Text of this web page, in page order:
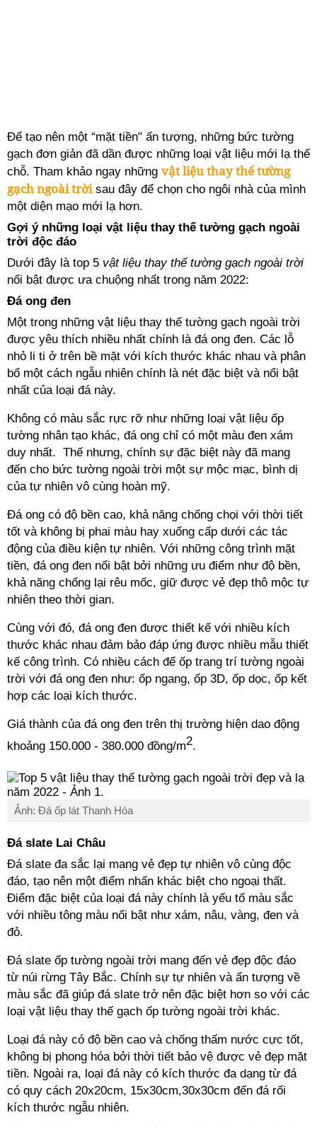
Để tạo nên một “mặt tiền" ấn tượng, những bức tường
gạch đơn giản đã dần được những loại vật liệu mới lạ thế
chỗ. Tham khảo ngay những vật liệu thay thế tường
gạch ngoài trờisau đây để chọn cho ngôi nhà của mình
một diện mạo mới lạ hơn.
Gợi ý những loại vật liệu thay thế tường gạch ngoài
trời độc đáo
Dưới đây là top 5 vật liệu thay thế tường gạch ngoài trời
nổi bật được ưa chuộng nhất trong năm 2022:
Đá ong đen
Một trong những vật liệu thay thế tường gạch ngoài trời
được yêu thích nhiều nhất chính là đá ong đen. Các lỗ
nhỏ li ti ở trên bề mặt với kích thước khác nhau và phân
bổ một cách ngẫu nhiên chính là nét đặc biệt và nổi bật
nhất của loại đá này.
Không có màu sắc rực rỡ như những loại vật liệu ốp
tường nhân tạo khác, đá ong chỉ có một màu đen xám
duy nhất. Thế nhưng, chính sự đặc biệt này đã mang
đến cho bức tường ngoài trời một sự mộc mạc, bình dị
của tự nhiên vô cùng hoàn mỹ.
Đá ong có độ bền cao, khả năng chống chọi với thời tiết
tốt và không bị phai màu hay xuống cấp dưới các tác
động của điều kiện tự nhiên. Với những công trình mặt
tiền, đá ong đen nổi bật bởi những ưu điểm như độ bền,
khả năng chống lại rêu mốc, giữ được vẻ đẹp thô mộc tự
nhiên theo thời gian.
Cùng với đó, đá ong đen được thiết kế với nhiều kích
thước khác nhau đảm bảo đáp ứng được nhiều mẫu thiết
kế công trình. Có nhiều cách để ốp trang trí tường ngoài
trời với đá ong đen như: ốp ngang, ốp 3D, ốp dọc, ốp kết
hợp các loại kích thước.
Giá thành của đá ong đen trên thị trường hiện dao động
khoảng 150.000 - 380.000 đồng/m2.
Ảnh: Đá ốp lát Thanh Hóa
Đá slate Lai Châu
Đá slate đa sắc lại mang vẻ đẹp tự nhiên vô cùng độc
đáo, tạo nên một điểm nhấn khác biệt cho ngoại thất.
Điểm đặc biệt của loại đá này chính là yếu tố màu sắc
với nhiều tông màu nổi bật như xám, nâu, vàng, đen và
đỏ.
Đá slate ốp tường ngoài trời mang đến vẻ đẹp độc đáo
từ núi rừng Tây Bắc. Chính sự tự nhiên và ấn tượng về
màu sắc đã giúp đá slate trở nên đặc biệt hơn so với các
loại vật liệu thay thế gạch ốp tường ngoài trời khác.
Loại đá này có độ bền cao và chống thấm nước cực tốt,
không bị phong hóa bởi thời tiết bảo vệ được vẻ đẹp mặt
tiền. Ngoài ra, loại đá này có kích thước đa dạng từ đá
có quy cách 20x20cm, 15x30cm,30x30cm đến đá rối
kích thước ngẫu nhiên.